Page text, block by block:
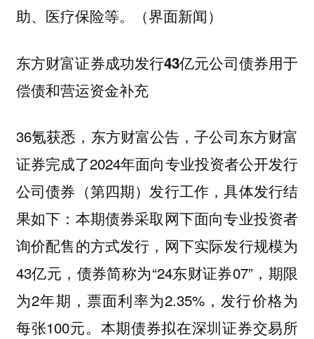
助、医疗保险等。（界面新闻）
东方财富证券成功发行43亿元公司债券用于
偿债和营运资金补充
36氪获悉，东方财富公告，子公司东方财富
证券完成了2024年面向专业投资者公开发行
公司债券（第四期）发行工作，具体发行结
果如下：本期债券采取网下面向专业投资者
询价配售的方式发行，网下实际发行规模为
43亿元，债券简称为“24东财证券07”，期限
为2年期，票面利率为2.35%，发行价格为
每张100元。本期债券拟在深圳证券交易所